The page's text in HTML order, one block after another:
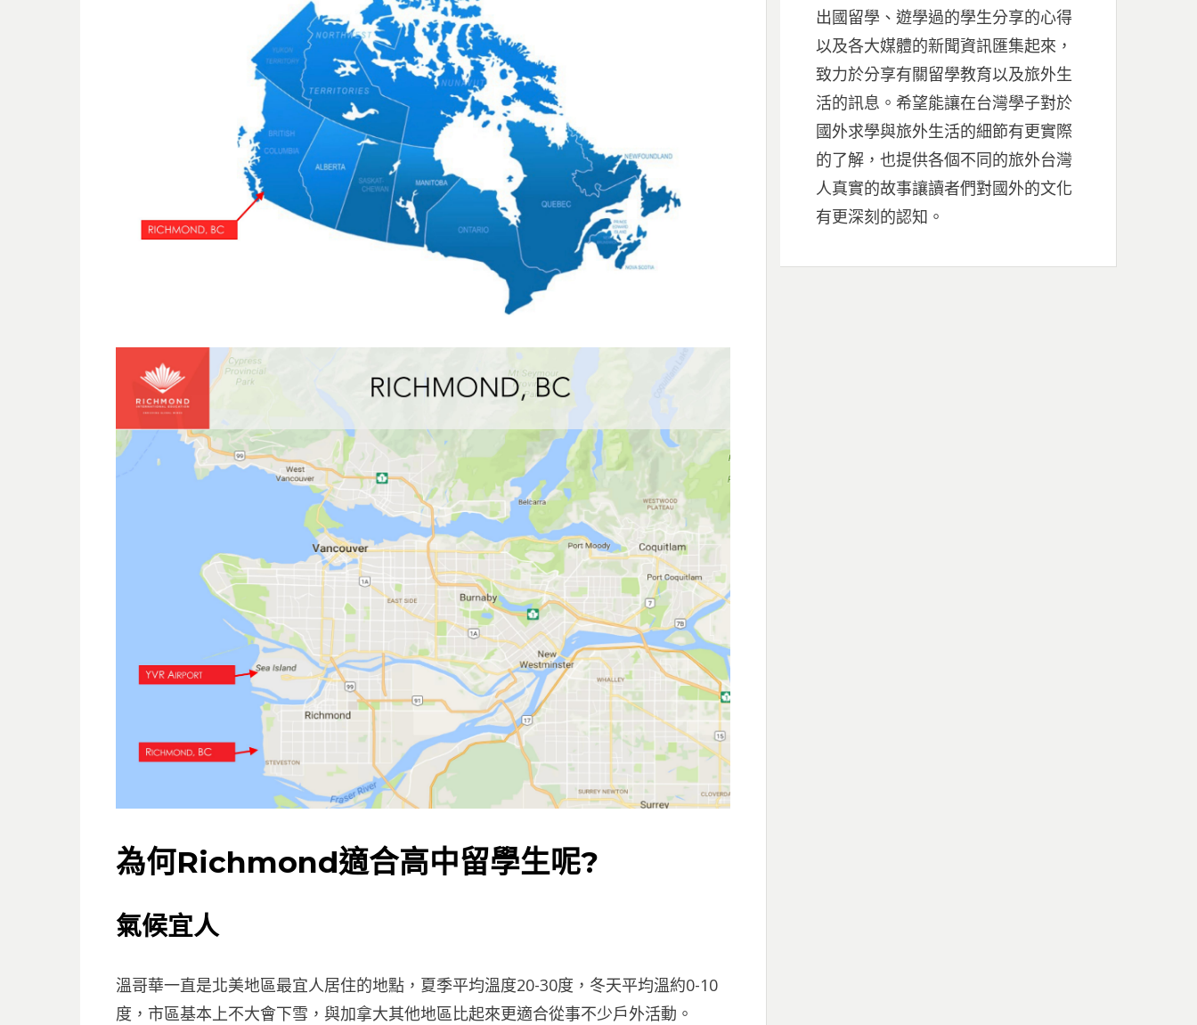
為何Richmond適合高中留學生呢?
氣候宜人
溫哥華一直是北美地區最宜人居住的地點，夏季平均溫度20-30度，冬天平均溫約0-10
度，市區基本上不大會下雪，與加拿大其他地區比起來更適合從事不少戶外活動。
出國留學、遊學過的學生分享的心得
以及各大媒體的新聞資訊匯集起來，
致力於分享有關留學教育以及旅外生
活的訊息。希望能讓在台灣學子對於
國外求學與旅外生活的細節有更實際
的了解，也提供各個不同的旅外台灣
人真實的故事讓讀者們對國外的文化
有更深刻的認知。